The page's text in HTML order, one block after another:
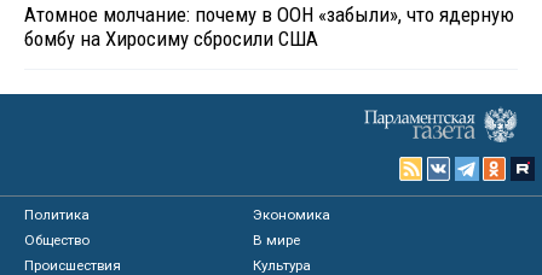
Атомное молчание: почему в ООН «забыли», что ядерную
бомбу на Хиросиму сбросили США
Политика
Экономика
Общество
В мире
Происшествия
Культура